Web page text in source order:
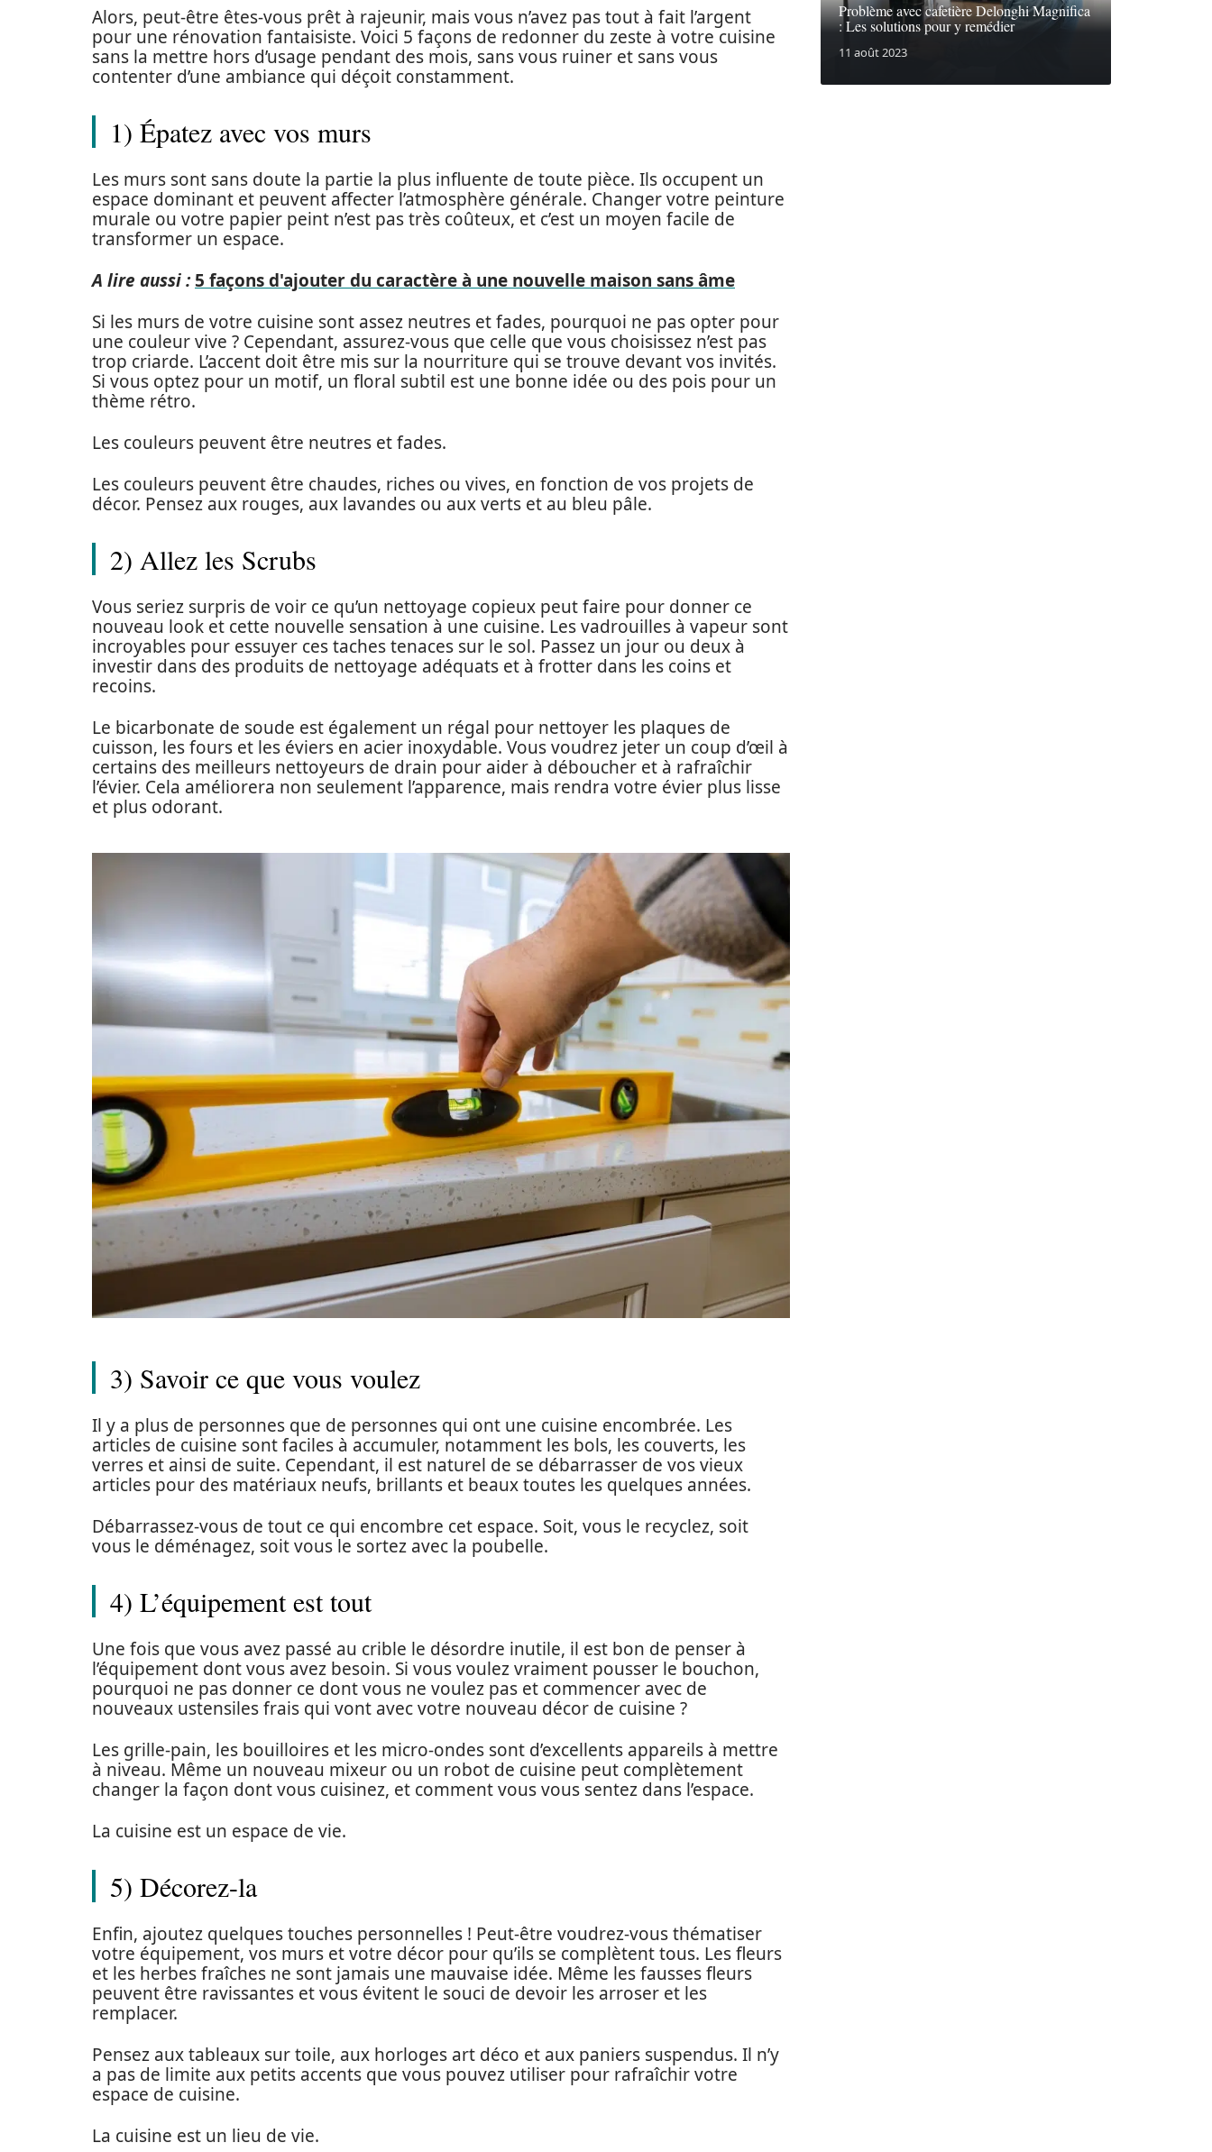
Alors, peut-être êtes-vous prêt à rajeunir, mais vous n’avez pas tout à fait l’argent
pour une rénovation fantaisiste. Voici 5 façons de redonner du zeste à votre cuisine
sans la mettre hors d’usage pendant des mois, sans vous ruiner et sans vous
contenter d’une ambiance qui déçoit constamment.
1) Épatez avec vos murs
Les murs sont sans doute la partie la plus influente de toute pièce. Ils occupent un
espace dominant et peuvent affecter l’atmosphère générale. Changer votre peinture
murale ou votre papier peint n’est pas très coûteux, et c’est un moyen facile de
transformer un espace.
A lire aussi : 5 façons d'ajouter du caractère à une nouvelle maison sans âme
Si les murs de votre cuisine sont assez neutres et fades, pourquoi ne pas opter pour
une couleur vive ? Cependant, assurez-vous que celle que vous choisissez n’est pas
trop criarde. L’accent doit être mis sur la nourriture qui se trouve devant vos invités.
Si vous optez pour un motif, un floral subtil est une bonne idée ou des pois pour un
thème rétro.
Les couleurs peuvent être neutres et fades.
Les couleurs peuvent être chaudes, riches ou vives, en fonction de vos projets de
décor. Pensez aux rouges, aux lavandes ou aux verts et au bleu pâle.
2) Allez les Scrubs
Vous seriez surpris de voir ce qu’un nettoyage copieux peut faire pour donner ce
nouveau look et cette nouvelle sensation à une cuisine. Les vadrouilles à vapeur sont
incroyables pour essuyer ces taches tenaces sur le sol. Passez un jour ou deux à
investir dans des produits de nettoyage adéquats et à frotter dans les coins et
recoins.
Le bicarbonate de soude est également un régal pour nettoyer les plaques de
cuisson, les fours et les éviers en acier inoxydable. Vous voudrez jeter un coup d’œil à
certains des meilleurs nettoyeurs de drain pour aider à déboucher et à rafraîchir
l’évier. Cela améliorera non seulement l’apparence, mais rendra votre évier plus lisse
et plus odorant.
3) Savoir ce que vous voulez
Il y a plus de personnes que de personnes qui ont une cuisine encombrée. Les
articles de cuisine sont faciles à accumuler, notamment les bols, les couverts, les
verres et ainsi de suite. Cependant, il est naturel de se débarrasser de vos vieux
articles pour des matériaux neufs, brillants et beaux toutes les quelques années.
Débarrassez-vous de tout ce qui encombre cet espace. Soit, vous le recyclez, soit
vous le déménagez, soit vous le sortez avec la poubelle.
4) L’équipement est tout
Une fois que vous avez passé au crible le désordre inutile, il est bon de penser à
l’équipement dont vous avez besoin. Si vous voulez vraiment pousser le bouchon,
pourquoi ne pas donner ce dont vous ne voulez pas et commencer avec de
nouveaux ustensiles frais qui vont avec votre nouveau décor de cuisine ?
Les grille-pain, les bouilloires et les micro-ondes sont d’excellents appareils à mettre
à niveau. Même un nouveau mixeur ou un robot de cuisine peut complètement
changer la façon dont vous cuisinez, et comment vous vous sentez dans l’espace.
La cuisine est un espace de vie.
5) Décorez-la
Enfin, ajoutez quelques touches personnelles ! Peut-être voudrez-vous thématiser
votre équipement, vos murs et votre décor pour qu’ils se complètent tous. Les fleurs
et les herbes fraîches ne sont jamais une mauvaise idée. Même les fausses fleurs
peuvent être ravissantes et vous évitent le souci de devoir les arroser et les
remplacer.
Pensez aux tableaux sur toile, aux horloges art déco et aux paniers suspendus. Il n’y
a pas de limite aux petits accents que vous pouvez utiliser pour rafraîchir votre
espace de cuisine.
La cuisine est un lieu de vie.
Problème avec cafetière Delonghi Magnifica
: Les solutions pour y remédier
11 août 2023